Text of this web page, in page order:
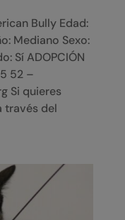
Bully Edad:
Mediano Sexo:
Sí ADOPCIÓN
52 –
Si quieres
través del